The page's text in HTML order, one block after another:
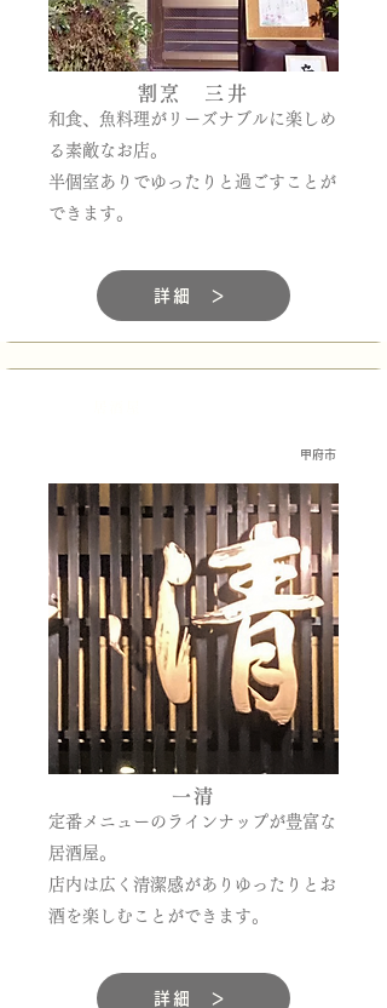
割烹 三井
和食、魚料理がリーズナブルに楽しめ
る素敵なお店。
半個室ありでゆったりと過ごすことが
できます。
詳細 ＞
甲府市
一清
定番メニューのラインナップが豊富な
居酒屋。
店内は広く清潔感がありゆったりとお
酒を楽しむことができます。
詳細 ＞